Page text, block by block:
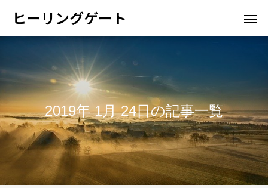
ヒーリングゲート
2019年 1月 24日の記事一覧